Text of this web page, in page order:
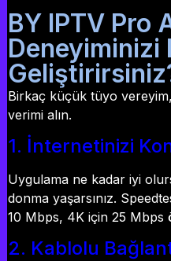
BY IPTV Pro
Deneyiminizi
Birkaç küçük tüyo
verimi alın.
1. İnternetinizi
Uygulama ne kadar iyi
donma yaşarsınız.
10 Mbps, 4K için 25 Mbps
2. Kablolu